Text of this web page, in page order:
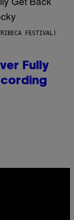
FESTIVAL)
Fully